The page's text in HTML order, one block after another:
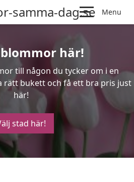
samma-dag.se Menu
här!
till någon du tycker om i en
rätt bukett och få ett bra pris just
här!
stad här!